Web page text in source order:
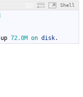
Shell
up 72.0M on disk.